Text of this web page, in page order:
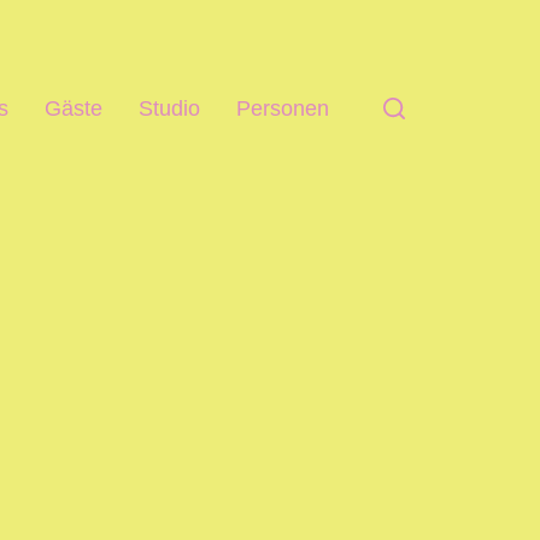
Gäste Studio Personen